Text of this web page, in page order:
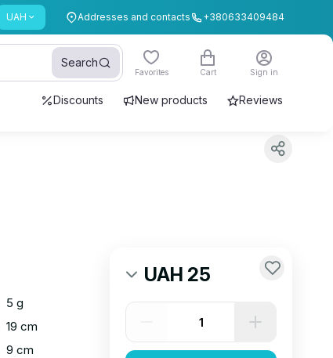
UAH Addresses and contacts +380633409484
Search
Favorites Cart Sign in
Discounts New products Reviews
5 g
19 cm
9 cm
UAH 25